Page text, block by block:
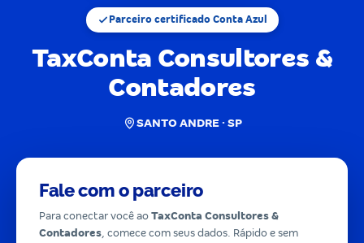
Parceiro certificado Conta Azul
TaxConta Consultores &
Contadores
SANTO ANDRE · SP
Fale com o parceiro
Para conectar você ao TaxConta Consultores &
Contadores, comece com seus dados. Rápido e sem